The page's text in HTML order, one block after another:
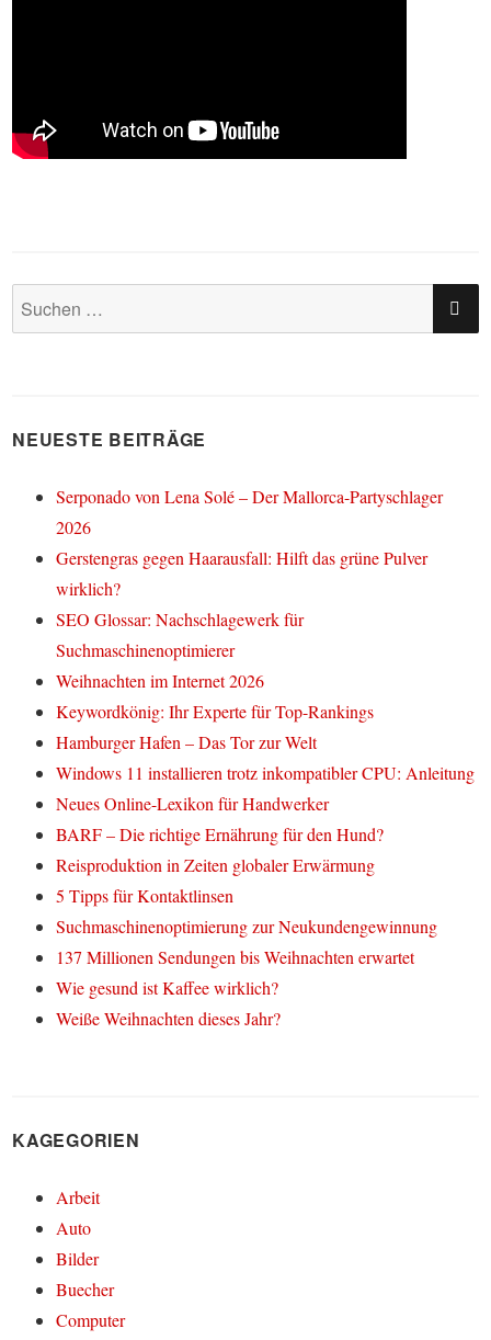
Suchen
nach:
NEUESTE BEITRÄGE
Serponado von Lena Solé – Der Mallorca-Partyschlager
2026
Gerstengras gegen Haarausfall: Hilft das grüne Pulver
wirklich?
SEO Glossar: Nachschlagewerk für
Suchmaschinenoptimierer
Weihnachten im Internet 2026
Keywordkönig: Ihr Experte für Top-Rankings
Hamburger Hafen – Das Tor zur Welt
Windows 11 installieren trotz inkompatibler CPU: Anleitung
Neues Online-Lexikon für Handwerker
BARF – Die richtige Ernährung für den Hund?
Reisproduktion in Zeiten globaler Erwärmung
5 Tipps für Kontaktlinsen
Suchmaschinenoptimierung zur Neukundengewinnung
137 Millionen Sendungen bis Weihnachten erwartet
Wie gesund ist Kaffee wirklich?
Weiße Weihnachten dieses Jahr?
KAGEGORIEN
Arbeit
Auto
Bilder
Buecher
Computer